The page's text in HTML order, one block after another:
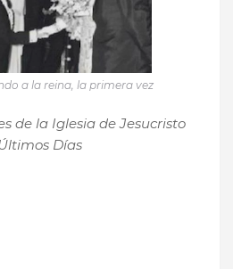
a la reina, la primera vez
de la Iglesia de Jesucristo
Días